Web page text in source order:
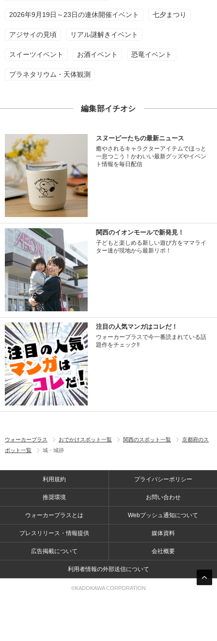
2026年9月19日～23日の連休開催イベント 七夕まつり
アジサイの見頃 リアル謎解きイベント
スイーツイベント お酒イベント 恐竜イベント
プラネタリウム・天体観測
編集部イチオシ
スヌーピーたちの最新ニュース
癒やされるキャラクターアイテムでほっと
一息つこう！かわいい最新グッズやイベン
ト情報を毎日配信
関西のイオンモールで新発見！
子どもと楽しめる新しい遊び方をママライ
ター達が現地から最新リポ！
注目の人気マンガはコレだ！
ウォーカープラスで今一番読まれている話
題作をチェック!!
ウォーカープラス おでかけスポット一覧 関西のスポット一覧
京都府のス
ポット一覧
城・城跡
利用規約 プライバシーポリシー
推奨環境 お問い合わせ
ウォーカープラスとは Webプッシュ通知について
プレスリリース・情報提供 媒体資料
広告掲載について 会社概要
利用者情報の外部送信について
©KADOKAWA CORPORATION